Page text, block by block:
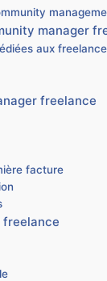
manager
aux
freelance
facture
freelance